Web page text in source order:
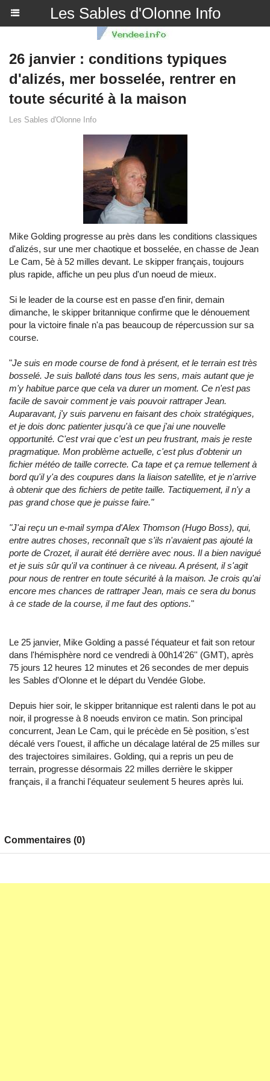
Les Sables d'Olonne Info
26 janvier : conditions typiques
d'alizés, mer bosselée, rentrer en
toute sécurité à la maison
Les Sables d'Olonne Info
Mike Golding progresse au près dans les conditions classiques
d'alizés, sur une mer chaotique et bosselée, en chasse de Jean
Le Cam, 5è à 52 milles devant. Le skipper français, toujours
plus rapide, affiche un peu plus d'un noeud de mieux.
Si le leader de la course est en passe d'en finir, demain
dimanche, le skipper britannique confirme que le dénouement
pour la victoire finale n'a pas beaucoup de répercussion sur sa
course.
"Je suis en mode course de fond à présent, et le terrain est très
bosselé. Je suis balloté dans tous les sens, mais autant que je
m'y habitue parce que cela va durer un moment. Ce n'est pas
facile de savoir comment je vais pouvoir rattraper Jean.
Auparavant, j'y suis parvenu en faisant des choix stratégiques,
et je dois donc patienter jusqu'à ce que j'ai une nouvelle
opportunité. C'est vrai que c'est un peu frustrant, mais je reste
pragmatique. Mon problème actuelle, c'est plus d'obtenir un
fichier météo de taille correcte. Ca tape et ça remue tellement à
bord qu'il y'a des coupures dans la liaison satellite, et je n'arrive
à obtenir que des fichiers de petite taille. Tactiquement, il n'y a
pas grand chose que je puisse faire."
"J'ai reçu un e-mail sympa d'Alex Thomson (Hugo Boss), qui,
entre autres choses, reconnaît que s'ils n'avaient pas ajouté la
porte de Crozet, il aurait été derrière avec nous. Il a bien navigué
et je suis sûr qu'il va continuer à ce niveau. A présent, il s'agit
pour nous de rentrer en toute sécurité à la maison. Je crois qu'ai
encore mes chances de rattraper Jean, mais ce sera du bonus
à ce stade de la course, il me faut des options."
Le 25 janvier, Mike Golding a passé l'équateur et fait son retour
dans l'hémisphère nord ce vendredi à 00h14'26'' (GMT), après
75 jours 12 heures 12 minutes et 26 secondes de mer depuis
les Sables d'Olonne et le départ du Vendée Globe.
Depuis hier soir, le skipper britannique est ralenti dans le pot au
noir, il progresse à 8 noeuds environ ce matin. Son principal
concurrent, Jean Le Cam, qui le précède en 5è position, s'est
décalé vers l'ouest, il affiche un décalage latéral de 25 milles sur
des trajectoires similaires. Golding, qui a repris un peu de
terrain, progresse désormais 22 milles derrière le skipper
français, il a franchi l'équateur seulement 5 heures après lui.
Commentaires (0)